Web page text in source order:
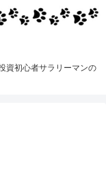
資初心者サラリーマンの